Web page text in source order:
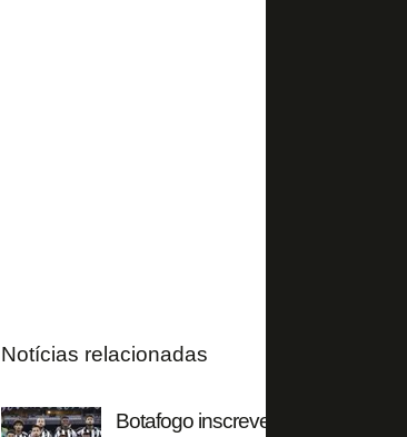
Notícias relacionadas
Botafogo inscreve cinco reforços